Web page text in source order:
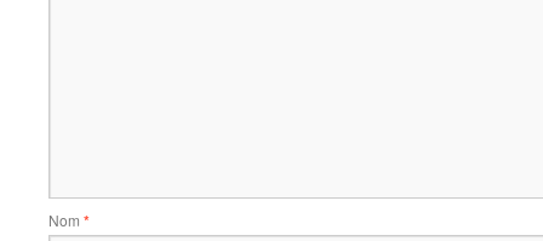
Nom *